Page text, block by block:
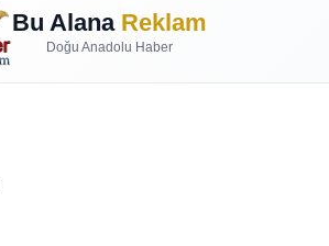
Bu Alana Reklam
Doğu Anadolu Haber